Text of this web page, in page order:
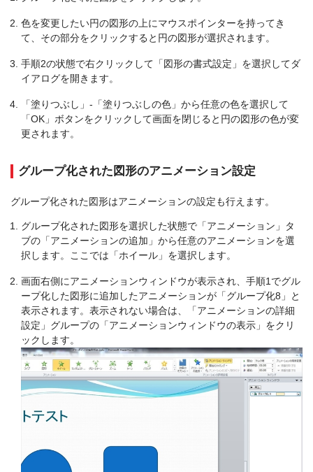
色を変更したい円の図形の上にマウスポインターを持ってき
て、その部分をクリックすると円の図形が選択されます。
手順2の状態で右クリックして「図形の書式設定」を選択してダ
イアログを開きます。
「塗りつぶし」-「塗りつぶしの色」から任意の色を選択して
「OK」ボタンをクリックして画面を閉じると円の図形の色が変
更されます。
グループ化された図形のアニメーション設定
グループ化された図形はアニメーションの設定も行えます。
グループ化された図形を選択した状態で「アニメーション」タ
ブの「アニメーションの追加」から任意のアニメーションを選
択します。ここでは「ホイール」を選択します。
画面右側にアニメーションウィンドウが表示され、手順1でグル
ープ化した図形に追加したアニメーションが「グループ化8」と
表示されます。表示されない場合は、「アニメーションの詳細
設定」グループの「アニメーションウィンドウの表示」をクリ
ックします。